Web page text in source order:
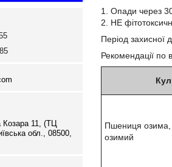
1. Опади через
2. НЕ
Період захисної
Рекомендації по
Пшениця озима,
озимий
Козара 11, (ТЦ
обл., 08500,